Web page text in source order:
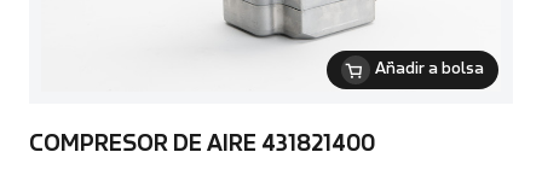
Añadir a bolsa
COMPRESOR DE AIRE 431821400